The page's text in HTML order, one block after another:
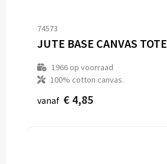
74573
JUTE BASE CANVAS TOTE
1966op voorraad
100% cotton canvas.
vanaf € 4,85